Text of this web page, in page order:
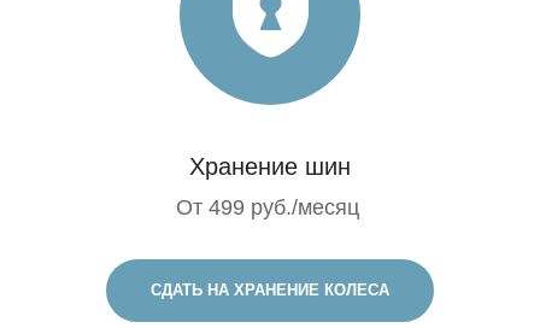
Хранение шин
От 499 руб./месяц
СДАТЬ НА ХРАНЕНИЕ КОЛЕСА